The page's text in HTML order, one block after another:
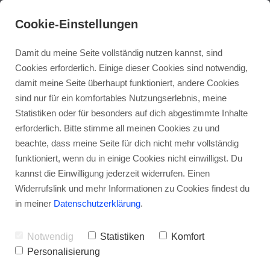
Mangelerkrankung? Inkl.
Cookie-Einstellungen
Damit du meine Seite vollständig nutzen kannst, sind
Cookies erforderlich. Einige dieser Cookies sind notwendig,
damit meine Seite überhaupt funktioniert, andere Cookies
sind nur für ein komfortables Nutzungserlebnis, meine
Statistiken oder für besonders auf dich abgestimmte Inhalte
erforderlich. Bitte stimme all meinen Cookies zu und
beachte, dass meine Seite für dich nicht mehr vollständig
funktioniert, wenn du in einige Cookies nicht einwilligst. Du
kannst die Einwilligung jederzeit widerrufen. Einen
Widerrufslink und mehr Informationen zu Cookies findest du
in meiner Datenschutzerklärung.
Notwendig Statistiken
Komfort
Personalisierung